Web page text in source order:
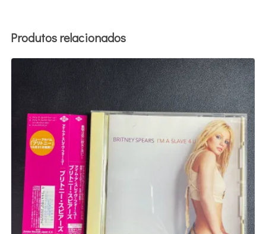
Produtos relacionados